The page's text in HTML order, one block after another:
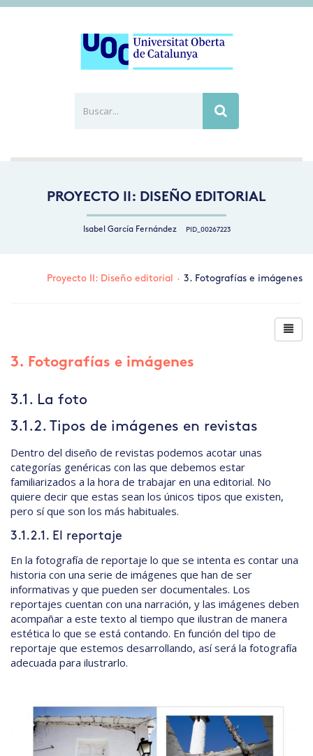
PROYECTO II: DISEÑO EDITORIAL
Isabel García Fernández PID_00267223
Proyecto II: Diseño editorial · 3. Fotografías e imágenes
3. Fotografías e imágenes
3.1. La foto
3.1.2. Tipos de imágenes en revistas
Dentro del diseño de revistas podemos acotar unas
categorías genéricas con las que debemos estar
familiarizados a la hora de trabajar en una editorial. No
quiere decir que estas sean los únicos tipos que existen,
pero sí que son los más habituales.
3.1.2.1. El reportaje
En la fotografía de reportaje lo que se intenta es contar una
historia con una serie de imágenes que han de ser
informativas y que pueden ser documentales. Los
reportajes cuentan con una narración, y las imágenes deben
acompañar a este texto al tiempo que ilustran de manera
estética lo que se está contando. En función del tipo de
reportaje que estemos desarrollando, así será la fotografía
adecuada para ilustrarlo.